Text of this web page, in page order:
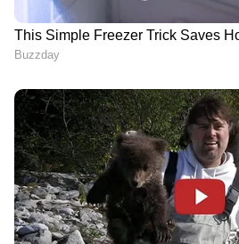
സാരിയിൽ
പങ്കുവെച്ച് ശോഭ
കാണാം